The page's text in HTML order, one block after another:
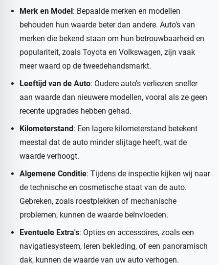
Merk en Model: Bepaalde merken en modellen
behouden hun waarde beter dan andere. Auto’s van
merken die bekend staan om hun betrouwbaarheid en
populariteit, zoals Toyota en Volkswagen, zijn vaak
meer waard op de tweedehandsmarkt.
Leeftijd van de Auto: Oudere auto's verliezen sneller
aan waarde dan nieuwere modellen, vooral als ze geen
recente upgrades hebben gehad.
Kilometerstand: Een lagere kilometerstand betekent
meestal dat de auto minder slijtage heeft, wat de
waarde verhoogt.
Algemene Conditie: Tijdens de inspectie kijken wij naar
de technische en cosmetische staat van de auto.
Gebreken, zoals roestplekken of mechanische
problemen, kunnen de waarde beïnvloeden.
Eventuele Extra's: Opties en accessoires, zoals een
navigatiesysteem, leren bekleding, of een panoramisch
dak, kunnen de waarde van uw auto verhogen.